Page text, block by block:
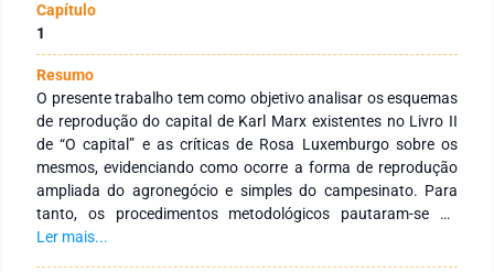
Capítulo
1
Resumo
O presente trabalho tem como objetivo analisar os esquemas
de reprodução do capital de Karl Marx existentes no Livro II
de “O capital” e as críticas de Rosa Luxemburgo sobre os
mesmos, evidenciando como ocorre a forma de reprodução
ampliada do agronegócio e simples do campesinato. Para
tanto, os procedimentos metodológicos pautaram-se no
estudo sobre os três livros que compõem a obra “O Capital”
Ler mais...